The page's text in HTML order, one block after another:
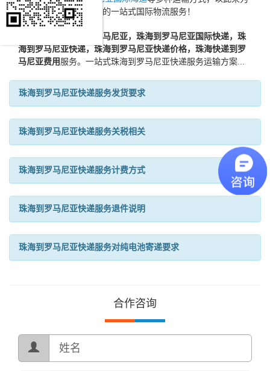
新老客户提供更加完善的一站式国际物流服务！
珠海快递到罗马尼亚，珠海到罗马尼亚国际快递，珠
海到罗马尼亚快递，珠海到罗马尼亚快递价格，珠海快递到罗
马尼亚费用服务。一站式珠海到罗马尼亚快递服务运输方案...
珠海到罗马尼亚快递服务发货要求
珠海到罗马尼亚快递服务关税相关
珠海到罗马尼亚快递服务计费方式
珠海到罗马尼亚快递服务退件说明
珠海到罗马尼亚快递服务对纯电池寄递要求
合作咨询